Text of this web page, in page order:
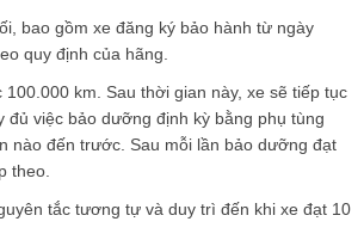
bao gồm xe đăng ký bảo hành từ ngày
quy định của hãng.
km. Sau thời gian này, xe sẽ tiếp tục
việc bảo dưỡng định kỳ bằng phụ tùng
nào đến trước. Sau mỗi lần bảo dưỡng đạt
theo.
tắc tương tự và duy trì đến khi xe đạt 10